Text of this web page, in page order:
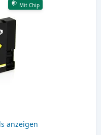
Mit Chip
anzeigen